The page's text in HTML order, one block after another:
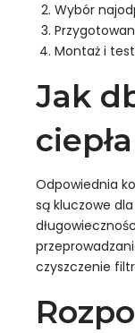
Wybór
Montaż i
Jak
Odpowiednia
są kluczowe
czyszczenie